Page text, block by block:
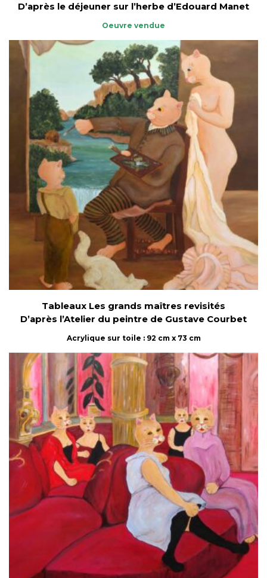
D’après le déjeuner sur l’herbe d’Edouard Manet
Oeuvre vendue
Tableaux Les grands maîtres revisités
D’après l’Atelier du peintre de Gustave Courbet
Acrylique sur toile : 92 cm x 73 cm